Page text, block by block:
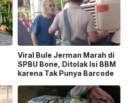
Viral Bule Jerman Marah di
SPBU Bone, Ditolak Isi BBM
karena Tak Punya Barcode